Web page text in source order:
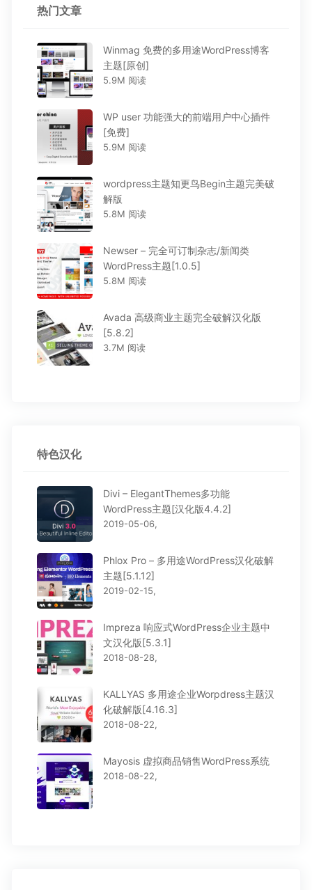
热门文章
Winmag 免费的多用途WordPress博客
主题[原创]
5.9M 阅读
WP user 功能强大的前端用户中心插件
[免费]
5.9M 阅读
wordpress主题知更鸟Begin主题完美破
解版
5.8M 阅读
Newser – 完全可订制杂志/新闻类
WordPress主题[1.0.5]
5.8M 阅读
Avada 高级商业主题完全破解汉化版
[5.8.2]
3.7M 阅读
特色汉化
Divi – ElegantThemes多功能
WordPress主题[汉化版4.4.2]
2019-05-06,
Phlox Pro – 多用途WordPress汉化破解
主题[5.1.12]
2019-02-15,
Impreza 响应式WordPress企业主题中
文汉化版[5.3.1]
2018-08-28,
KALLYAS 多用途企业Worpdress主题汉
化破解版[4.16.3]
2018-08-22,
Mayosis 虚拟商品销售WordPress系统
2018-08-22,